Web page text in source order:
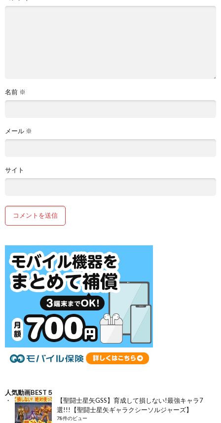
名前 ※
メール ※
サイト
人気動画BEST５
【聖闘士星矢GSS】育成して損しない!最強キャラ7
選!!!【聖闘士星矢ギャラクシーソルジャーズ】
78件のビュー